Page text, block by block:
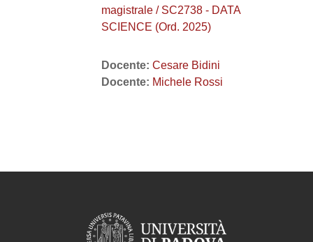
magistrale / SC2738 - DATA
SCIENCE (Ord. 2025)
Docente: Cesare Bidini
Docente: Michele Rossi